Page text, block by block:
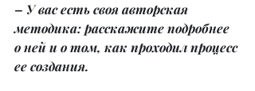
– У вас есть своя авторская
методика: расскажите подробнее
о ней и о том, как проходил процесс
ее создания.